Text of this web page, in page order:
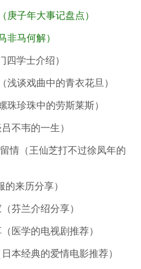
庚子年大事记盘点）
非马何解）
学士介绍）
谈戏曲中的青衣花旦）
珍珠中的劳斯莱斯）
不韦的一生）
情（王仙芝打不过徐凤年的
来历分享）
芬兰介绍分享）
医学的电视剧推荐）
本经典的爱情电影推荐）